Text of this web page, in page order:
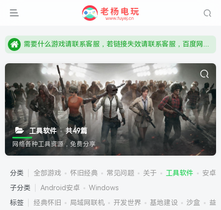
需要什么游戏请联系客服，若链接失效请联系客服，百度网盘边上的激活码也是解压密码
由于微信被封，沟通工具使用最群app，应用市场下载后添加好友：Y9FA49 以后用最群交流解决问题。不再使用微信！
需要什么游戏请联系客服，若链接失效请联系客服，百度网盘边上的激活码也是解压密码
工具软件 共49篇
网络各种工具资源，免费分享
分类 全部游戏 怀旧经典 常见问题 关于 工具软件
安卓
子分类
Android安卓
Windows
标签
经典怀旧 局域网联机 开发世界 基地建设 沙盒
益
本站公告说明